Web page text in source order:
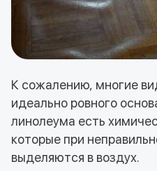
К сожалению, многие
идеально ровного
линолеума есть
которые при
выделяются в воздух.